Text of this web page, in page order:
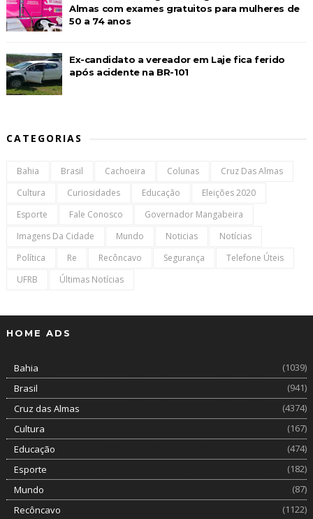
Almas com exames gratuitos para mulheres de
50 a 74 anos
Ex-candidato a vereador em Laje fica ferido
após acidente na BR-101
CATEGORIAS
Bahia Brasil Cachoeira Colunas
Cruz Das Almas
Cultura
Curiosidades Educação
Eleições 2020
Esporte
Fale Conosco
Governador Mangabeira
Imagens Da Cidade
Mundo Noticias
Notícias
Política
Re Recôncavo Segurança
Telefone Úteis
UFRB
Últimas Notícias
HOME ADS
Bahia
(1039)
Brasil
(941)
Cruz das Almas
(4374)
Cultura
(167)
Educação
(474)
Esporte
(182)
Mundo
(87)
Recôncavo
(1122)